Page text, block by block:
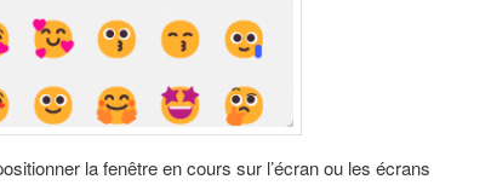
la fenêtre en cours sur l’écran ou les écrans